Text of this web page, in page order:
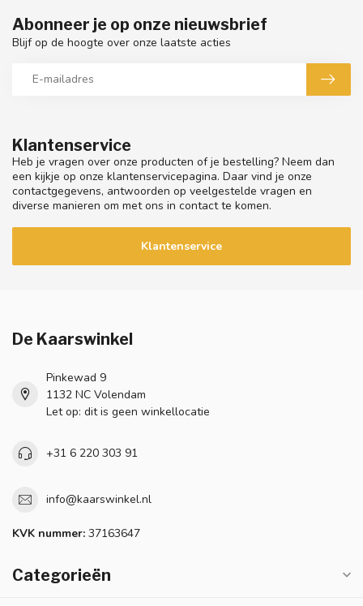
Klantenservice
Heb je vragen over onze producten of je bestelling? Neem dan
een kijkje op onze klantenservicepagina. Daar vind je onze
contactgegevens, antwoorden op veelgestelde vragen en
diverse manieren om met ons in contact te komen.
Klantenservice
Abonneer je op onze nieuwsbrief
Blijf op de hoogte over onze laatste acties
De Kaarswinkel
Pinkewad 9
1132 NC Volendam
Let op: dit is geen winkellocatie
+31 6 220 303 91
info@kaarswinkel.nl
KVK nummer: 37163647
Categorieën